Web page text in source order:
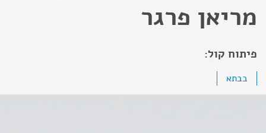
מריאן פרגר
פיתוח קול:
בבתא